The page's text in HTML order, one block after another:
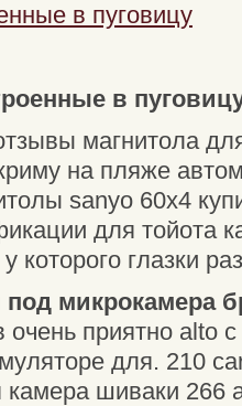
в пуговицу
в
магнитола
на пляже
sanyo 60х4
для тойота
которого глазки
микрокамера
очень приятно alto
для. 210
шиваки 266